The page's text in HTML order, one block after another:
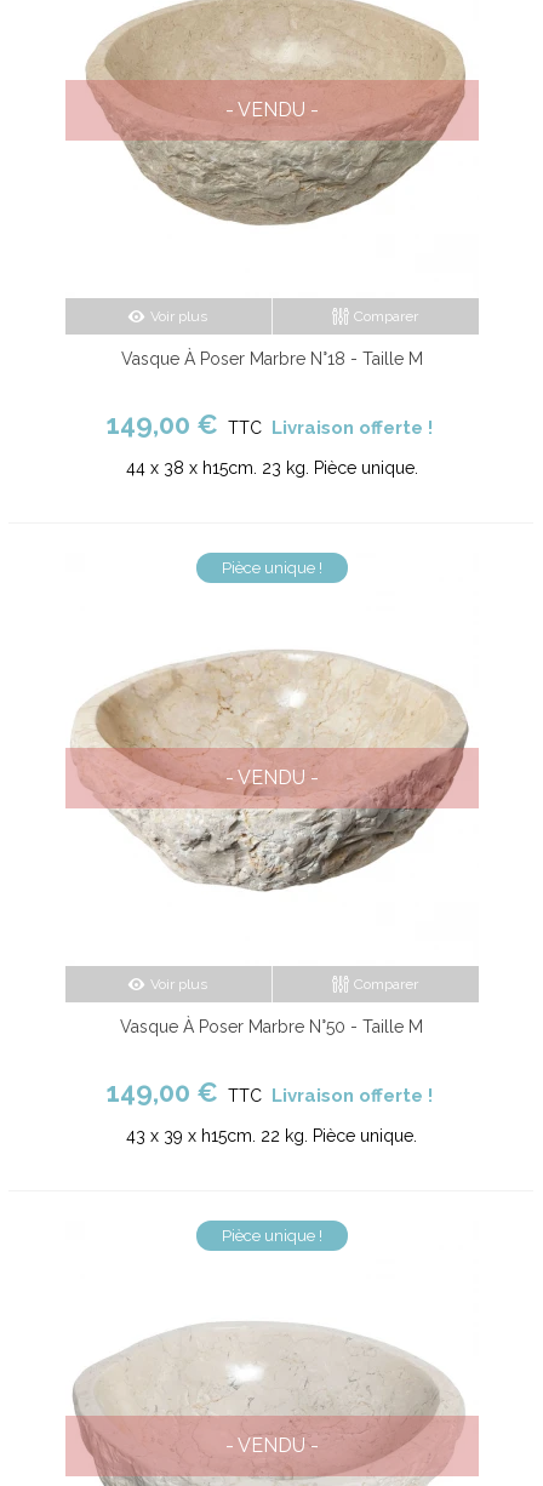
- VENDU -
Voir plus Comparer
Vasque À Poser Marbre N°18 - Taille M
149,00 € TTC Livraison offerte !
44 x 38 x h15cm. 23 kg. Pièce unique.
Pièce unique !
- VENDU -
Voir plus Comparer
Vasque À Poser Marbre N°50 - Taille M
149,00 € TTC Livraison offerte !
43 x 39 x h15cm. 22 kg. Pièce unique.
Pièce unique !
- VENDU -